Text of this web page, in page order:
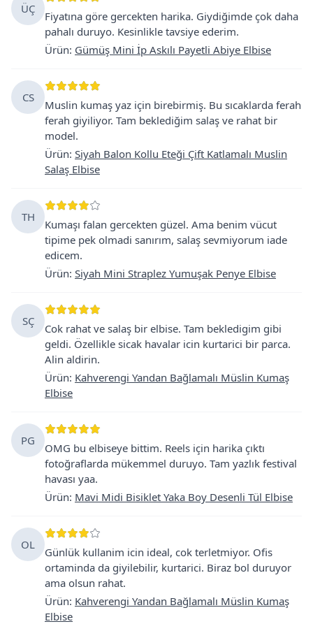
ÜÇ
Fiyatına göre gercekten harika. Giydiğimde çok daha
pahalı duruyo. Kesinlikle tavsiye ederim.
Ürün: Gümüş Mini İp Askılı Payetli Abiye Elbise
CS
Muslin kumaş yaz için birebirmiş. Bu sıcaklarda ferah
ferah giyiliyor. Tam beklediğim salaş ve rahat bir
model.
Ürün: Siyah Balon Kollu Eteği Çift Katlamalı Muslin
Salaş Elbise
TH
Kumaşı falan gercekten güzel. Ama benim vücut
tipime pek olmadi sanırım, salaş sevmiyorum iade
edicem.
Ürün: Siyah Mini Straplez Yumuşak Penye Elbise
SÇ
Cok rahat ve salaş bir elbise. Tam bekledigim gibi
geldi. Özellikle sicak havalar icin kurtarici bir parca.
Alin aldirin.
Ürün: Kahverengi Yandan Bağlamalı Müslin Kumaş
Elbise
PG
OMG bu elbiseye bittim. Reels için harika çıktı
fotoğraflarda mükemmel duruyo. Tam yazlık festival
havası yaa.
Ürün: Mavi Midi Bisiklet Yaka Boy Desenli Tül Elbise
OL
Günlük kullanim icin ideal, cok terletmiyor. Ofis
ortaminda da giyilebilir, kurtarici. Biraz bol duruyor
ama olsun rahat.
Ürün: Kahverengi Yandan Bağlamalı Müslin Kumaş
Elbise